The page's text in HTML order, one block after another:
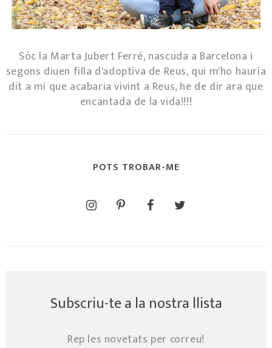
Sóc la Marta Jubert Ferré, nascuda a Barcelona i
segons diuen filla d'adoptiva de Reus, qui m'ho hauria
dit a mi que acabaria vivint a Reus, he de dir ara que
encantada de la vida!!!!
POTS TROBAR-ME
Subscriu-te a la nostra llista
Rep les novetats per correu!